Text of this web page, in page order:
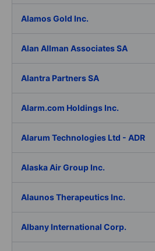
Alamos Gold Inc.
Alan Allman Associates SA
Alantra Partners SA
Alarm.com Holdings Inc.
Alarum Technologies Ltd - ADR
Alaska Air Group Inc.
Alaunos Therapeutics Inc.
Albany International Corp.